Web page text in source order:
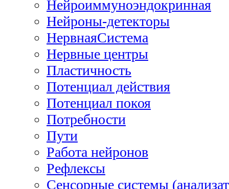
Нейроиммуноэндокринная
Нейроны-детекторы
НервнаяСистема
Нервные центры
Пластичность
Потенциал действия
Потенциал покоя
Потребности
Пути
Работа нейронов
Рефлексы
Сенсорные системы